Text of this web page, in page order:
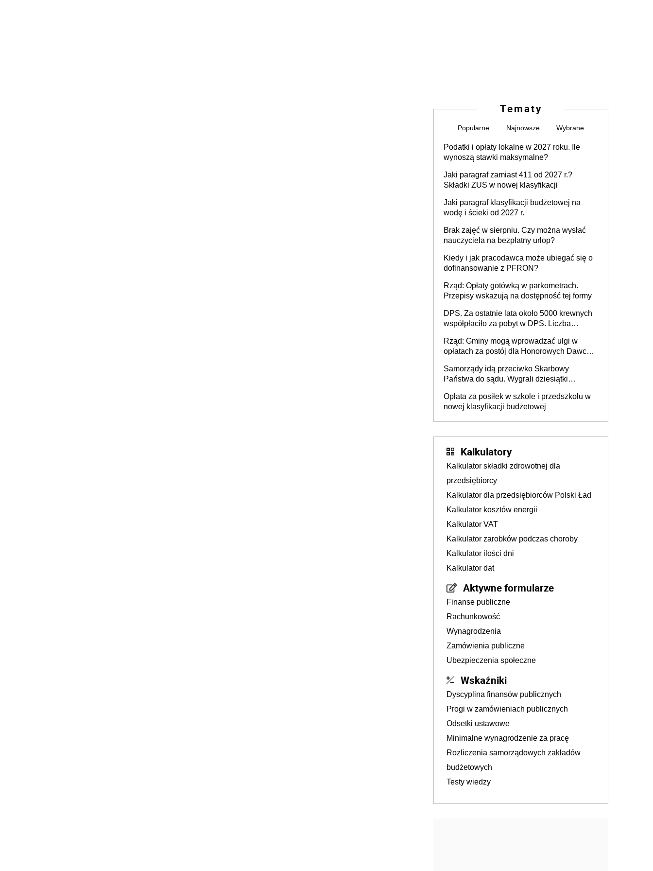
Tematy
Popularne Najnowsze Wybrane
Podatki i opłaty lokalne w 2027 roku. Ile
wynoszą stawki maksymalne?
Jaki paragraf zamiast 411 od 2027 r.?
Składki ZUS w nowej klasyfikacji
Jaki paragraf klasyfikacji budżetowej na
wodę i ścieki od 2027 r.
Brak zajęć w sierpniu. Czy można wysłać
nauczyciela na bezpłatny urlop?
Kiedy i jak pracodawca może ubiegać się o
dofinansowanie z PFRON?
Rząd: Opłaty gotówką w parkometrach.
Przepisy wskazują na dostępność tej formy
DPS. Za ostatnie lata około 5000 krewnych
współpłaciło za pobyt w DPS. Liczba
Rząd: Gminy mogą wprowadzać ulgi w
opłatach za postój dla Honorowych Dawców
Samorządy idą przeciwko Skarbowy
Państwa do sądu. Wygrali dziesiątki
Opłata za posiłek w szkole i przedszkolu w
nowej klasyfikacji budżetowej
Kalkulatory
Kalkulator składki zdrowotnej dla
przedsiębiorcy
Kalkulator dla przedsiębiorców Polski Ład
Kalkulator kosztów energii
Kalkulator VAT
Kalkulator zarobków podczas choroby
Kalkulator ilości dni
Kalkulator dat
Aktywne formularze
Finanse publiczne
Rachunkowość
Wynagrodzenia
Zamówienia publiczne
Ubezpieczenia społeczne
Wskaźniki
Dyscyplina finansów publicznych
Progi w zamówieniach publicznych
Odsetki ustawowe
Minimalne wynagrodzenie za pracę
Rozliczenia samorządowych zakładów
budżetowych
Testy wiedzy